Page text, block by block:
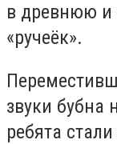
в древнюю
«ручеёк».
звуки бубна
ребята